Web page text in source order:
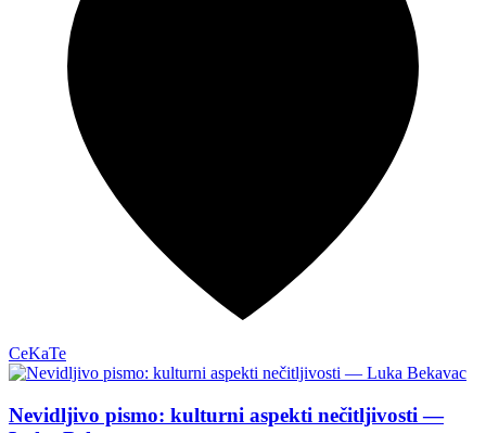
CeKaTe
Nevidljivo pismo: kulturni aspekti nečitljivosti —